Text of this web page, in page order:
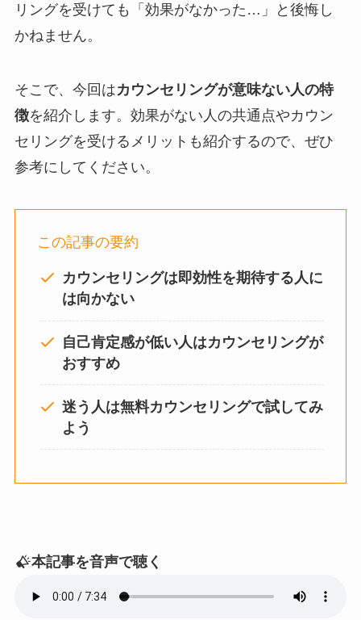
リングを受けても「効果がなかった…」と後悔し
かねません。
そこで、今回はカウンセリングが意味ない人の特
徴を紹介します。効果がない人の共通点やカウン
セリングを受けるメリットも紹介するので、ぜひ
参考にしてください。
この記事の要約
カウンセリングは即効性を期待する人に
は向かない
自己肯定感が低い人はカウンセリングが
おすすめ
迷う人は無料カウンセリングで試してみ
よう
本記事を音声で聴く